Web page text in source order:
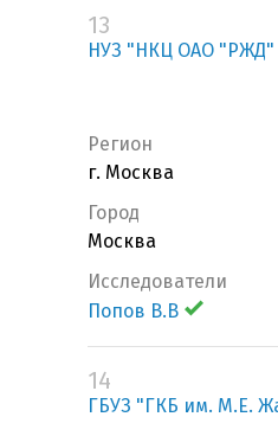
13
НУЗ "НКЦ ОАО "РЖД"
Регион
г. Москва
Город
Москва
Исследователи
Попов В.В
14
ГБУЗ "ГКБ им. М.Е.